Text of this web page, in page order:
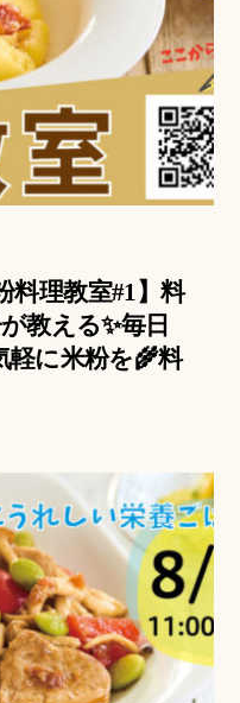
料理教室#1】料
教える✨毎日
に米粉を🌾料